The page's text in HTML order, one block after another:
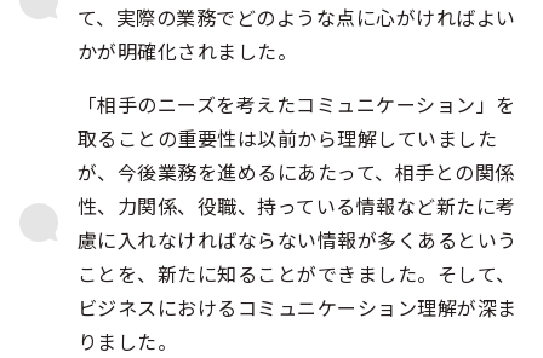
て、実際の業務でどのような点に心がければよい
かが明確化されました。
「相手のニーズを考えたコミュニケーション」を
取ることの重要性は以前から理解していました
が、今後業務を進めるにあたって、相手との関係
性、力関係、役職、持っている情報など新たに考
慮に入れなければならない情報が多くあるという
ことを、新たに知ることができました。そして、
ビジネスにおけるコミュニケーション理解が深ま
りました。